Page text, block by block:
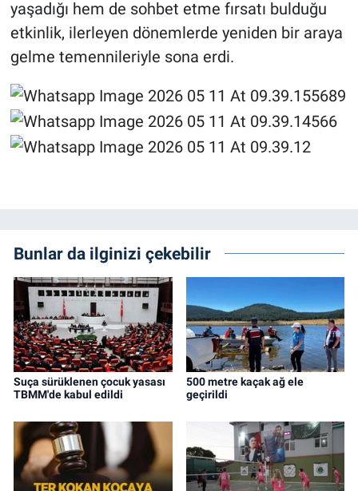
yaşadığı hem de sohbet etme fırsatı bulduğu
etkinlik, ilerleyen dönemlerde yeniden bir araya
gelme temennileriyle sona erdi.
Bunlar da ilginizi çekebilir
Suça sürüklenen çocuk yasası
TBMM'de kabul edildi
500 metre kaçak ağ ele
geçirildi